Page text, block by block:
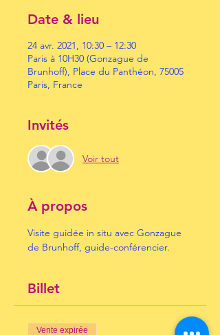
Date & lieu
24 avr. 2021, 10:30 – 12:30
Paris à 10H30 (Gonzague de
Brunhoff), Place du Panthéon, 75005
Paris, France
Invités
Voir tout
À propos
Visite guidée in situ avec Gonzague
de Brunhoff, guide-conférencier.
Billet
Vente expirée